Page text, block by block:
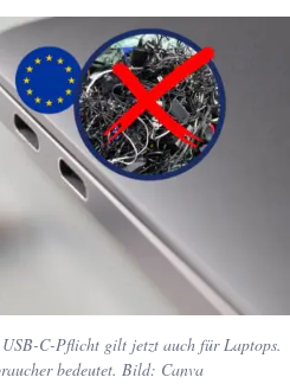
C-Pflicht gilt jetzt auch für Laptops.
bedeutet. Bild: Canva